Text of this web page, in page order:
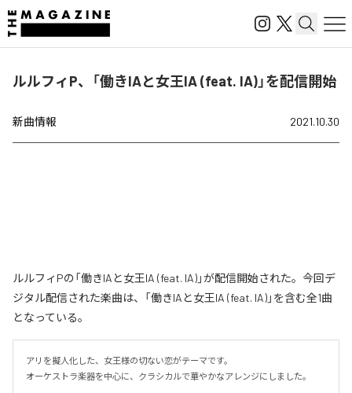
ルルフィP、「働きIAと女王IA (feat. IA)」を配信開始
新曲情報 2021.10.30
ルルフィPの「働きIAと女王IA (feat. IA)」が配信開始された。今回デ
ジタル配信された楽曲は、「働きIAと女王IA (feat. IA)」を含む全1曲
となっている。
アリを擬人化した、女王様の切ない恋がテーマです。
オーケストラ楽器を中心に、クラシカルで華やかなアレンジにしました。